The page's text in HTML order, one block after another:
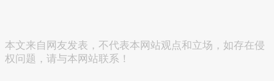
本文来自网友发表，不代表本网站观点和立场，如存在侵
权问题，请与本网站联系！